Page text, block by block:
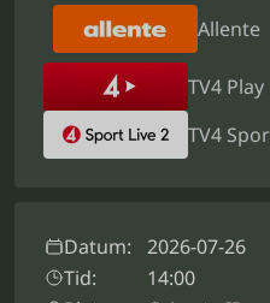
Allente
TV4 Play
TV4
Datum:
2026-07-26
Tid:
14:00